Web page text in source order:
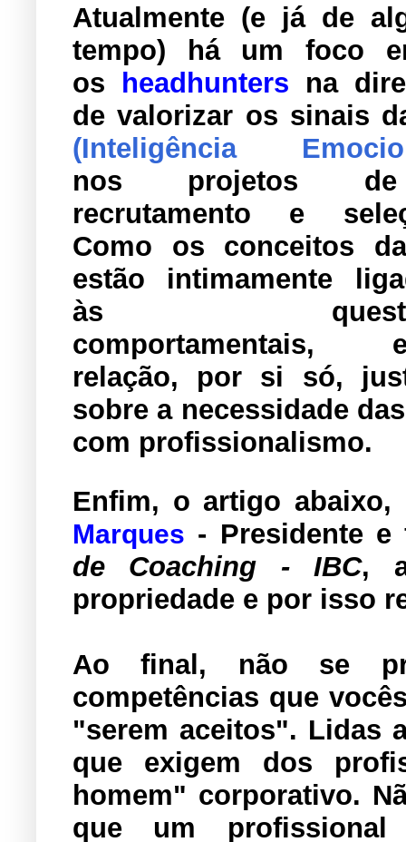
Atualmente (e já de
tempo) há um foco
os headhunters na
de valorizar os sinais
(Inteligência
nos projetos de
recrutamento e
Como os conceitos
estão intimamente
às
comportamentais,
relação, por si só,
sobre a necessidade
com profissionalismo.
Enfim, o artigo
Marques - Presidente
de Coaching - IBC,
propriedade e por isso
Ao final, não se
competências que
"serem aceitos". Lidas
que exigem dos
homem" corporativo.
que um